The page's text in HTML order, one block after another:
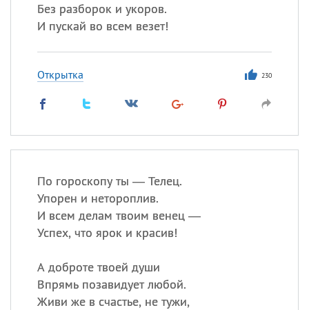
Без разборок и укоров.
И пускай во всем везет!
Открытка 230
По гороскопу ты — Телец.
Упорен и нетороплив.
И всем делам твоим венец —
Успех, что ярок и красив!
А доброте твоей души
Впрямь позавидует любой.
Живи же в счастье, не тужи,